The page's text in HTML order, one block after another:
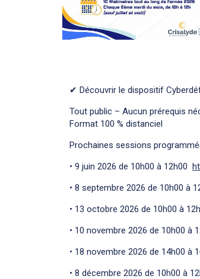
✔ Découvrir le dispositif
Tout public – Aucun prérequis
Format 100 % distanciel
Prochaines sessions
• 9 juin 2026 de 10h00 à 12h00
• 8 septembre 2026 de 10h00 à
• 13 octobre 2026 de 10h00 à
• 10 novembre 2026 de 10h00 à
• 18 novembre 2026 de 14h00 à
• 8 décembre 2026 de 10h00 à